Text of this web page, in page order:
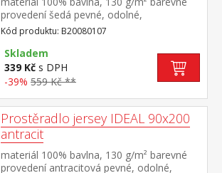
provedení šedá pevné, odolné,
stálobarevné, obšito gumou pro matrace
do výšky 25 cm pratelné do 60 °C
Kód produktu: B20080107
Skladem
339 Kč s DPH
-39% 559 Kč **
Prostěradlo jersey IDEAL 90x200
antracit
materiál 100% bavlna, 130 g/m² barevné
provedení antracitová pevné, odolné,